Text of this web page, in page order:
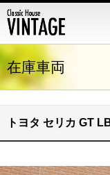
在庫車両
トヨタ セリカ GT